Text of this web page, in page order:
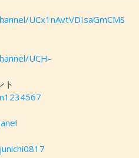
UCx1nAvtVDIsaGmCMS
UCH-
ト